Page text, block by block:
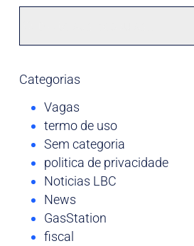
Categorias
Vagas
termo de uso
Sem categoria
politica de privacidade
Noticias LBC
News
GasStation
fiscal